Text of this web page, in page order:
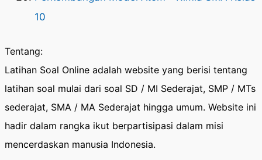
10
Tentang:
Latihan Soal Online adalah website yang berisi tentang
latihan soal mulai dari soal SD / MI Sederajat, SMP / MTs
sederajat, SMA / MA Sederajat hingga umum. Website ini
hadir dalam rangka ikut berpartisipasi dalam misi
mencerdaskan manusia Indonesia.